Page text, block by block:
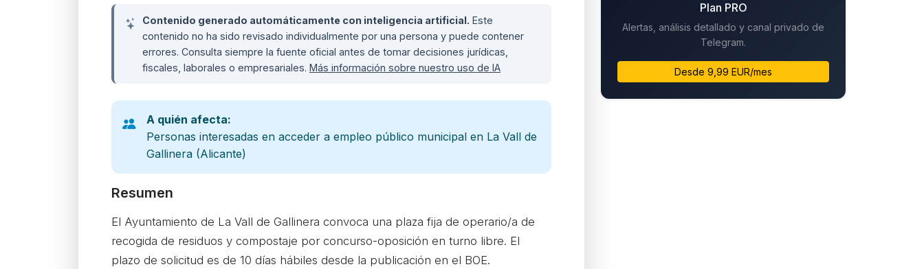
Contenido generado automáticamente con inteligencia artificial. Este
contenido no ha sido revisado individualmente por una persona y puede contener
errores. Consulta siempre la fuente oficial antes de tomar decisiones jurídicas,
fiscales, laborales o empresariales. Más información sobre nuestro uso de IA
A quién afecta:
Personas interesadas en acceder a empleo público municipal en La Vall de
Gallinera (Alicante)
Resumen
El Ayuntamiento de La Vall de Gallinera convoca una plaza fija de operario/a de
recogida de residuos y compostaje por concurso-oposición en turno libre. El
plazo de solicitud es de 10 días hábiles desde la publicación en el BOE.
Plan PRO
Alertas, análisis detallado y canal privado de
Telegram.
Desde 9,99 EUR/mes